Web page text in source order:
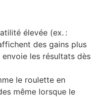
élevée (ex. :
des gains plus
les résultats dès
le roulette en
même lorsque le